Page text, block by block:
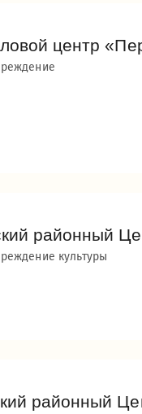
центр
районный
культуры
районный